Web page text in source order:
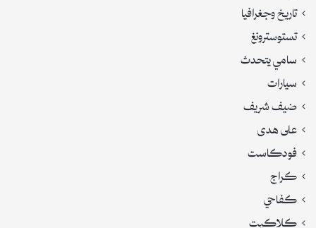
تاريخ وجغرافيا
تستوسترونغ
سامي يتحدث
سيارات
ضيف شريف
على هدى
فودكاست
كراج
كفاحي
كلاكيت